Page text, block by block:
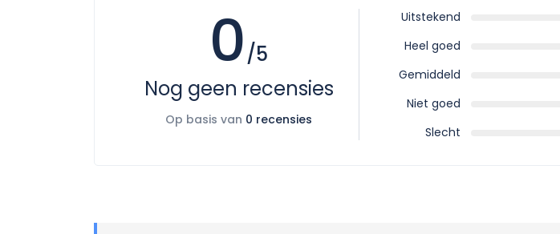
0/5
Nog geen recensies
Op basis van 0 recensies
Uitstekend
Heel goed
Gemiddeld
Niet goed
Slecht